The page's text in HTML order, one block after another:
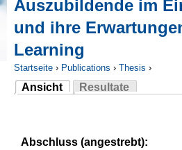
Auszubildende im
und ihre
Learning
Sie sind hier
Startseite › Publications › Thesis ›
Ansicht
(aktiver Reiter)
Resultate
Abschluss (angestrebt):